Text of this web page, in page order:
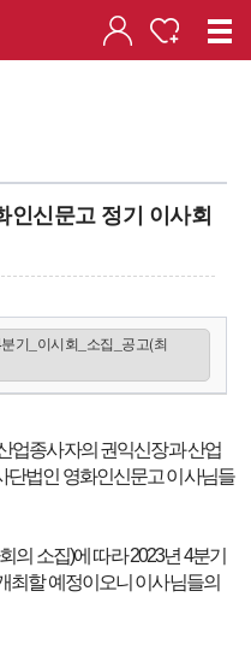
인신문고 정기 이사회
기_이시회_소집_공고(최
업종사자의 권익신장과 산업
단법인 영화인신문고 이사님들
의 소집)에 따라 2023년 4분기
최할 예정이오니 이사님들의